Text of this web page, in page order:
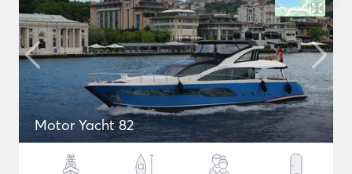
Motor Yacht 82